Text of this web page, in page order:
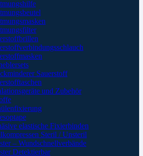
Sauerstoff
und Zubehör
elastische Fixierbinden
Steril / Unsteril
– Wundschnellverbände
Detektierbar